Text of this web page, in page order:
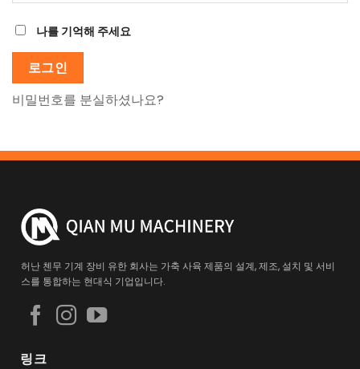
나를 기억해 주세요
로그인
비밀번호를 분실하셨나요?
허난 첸무 기계 장비 유한 회사는 가축 사육 제품의 설계, 제조, 설치 및 서비
스를 통합하는 현대식 기업입니다.
링크